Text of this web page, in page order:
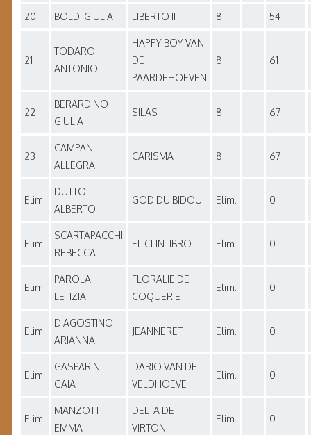
20 BOLDI GIULIA LIBERTO II 8 54
21
TODARO
ANTONIO
HAPPY BOY VAN
DE
PAARDEHOEVEN
8 61
22
BERARDINO
GIULIA
SILAS 8 67
23
CAMPANI
ALLEGRA
CARISMA 8 67
Elim.
DUTTO
ALBERTO
GOD DU BIDOU Elim. 0
Elim.
SCARTAPACCHI
REBECCA
EL CLINTIBRO Elim. 0
Elim.
PAROLA
LETIZIA
FLORALIE DE
COQUERIE
Elim. 0
Elim.
D'AGOSTINO
ARIANNA
JEANNERET Elim. 0
Elim.
GASPARINI
GAIA
DARIO VAN DE
VELDHOEVE
Elim. 0
Elim.
MANZOTTI
EMMA
DELTA DE
VIRTON
Elim. 0